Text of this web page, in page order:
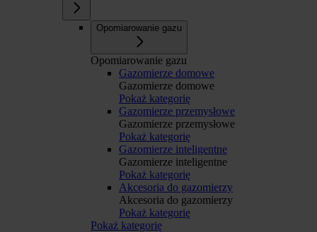
Opomiarowanie gazu
Opomiarowanie gazu
Gazomierze domowe
Gazomierze domowe
Pokaż kategorię
Gazomierze przemysłowe
Gazomierze przemysłowe
Pokaż kategorię
Gazomierze inteligentne
Gazomierze inteligentne
Pokaż kategorię
Akcesoria do gazomierzy
Akcesoria do gazomierzy
Pokaż kategorię
Pokaż kategorię